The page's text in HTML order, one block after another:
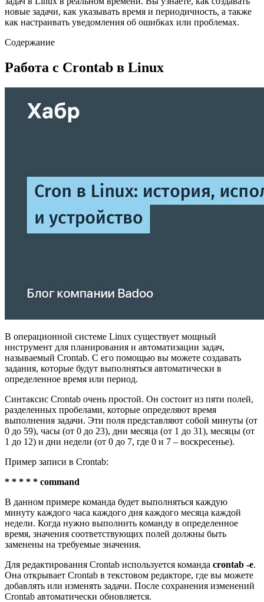
новые задачи, как указывать время и периодичность, а также
как настраивать уведомления об ошибках или проблемах.
Содержание
Работа с Crontab в Linux
В операционной системе Linux существует мощный
инструмент для планирования и автоматизации задач,
называемый Crontab. С его помощью вы можете создавать
задания, которые будут выполняться автоматически в
определенное время или период.
Синтаксис Crontab очень простой. Он состоит из пяти полей,
разделенных пробелами, которые определяют время
выполнения задачи. Эти поля представляют собой минуты (от
0 до 59), часы (от 0 до 23), дни месяца (от 1 до 31), месяцы (от
1 до 12) и дни недели (от 0 до 7, где 0 и 7 – воскресенье).
Пример записи в Crontab:
* * * * * command
В данном примере команда будет выполняться каждую
минуту каждого часа каждого дня каждого месяца каждой
недели. Когда нужно выполнить команду в определенное
время, значения соответствующих полей должны быть
заменены на требуемые значения.
Для редактирования Crontab используется команда crontab -e.
Она открывает Crontab в текстовом редакторе, где вы можете
добавлять или изменять задачи. После сохранения изменений
Crontab автоматически обновляется.